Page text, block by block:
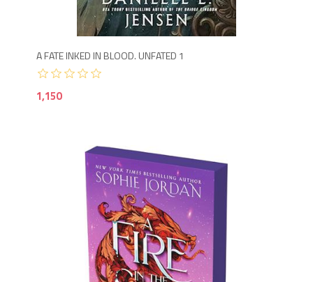
A FATE INKED IN BLOOD. UNFATED 1
1,150